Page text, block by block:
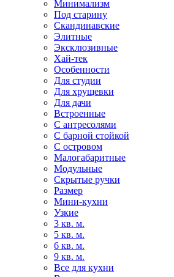
Минимализм
Под старину
Скандинавские
Элитные
Эксклюзивные
Хай-тек
Особенности
Для студии
Для хрущевки
Для дачи
Встроенные
С антресолями
С барной стойкой
С островом
Малогабаритные
Модульные
Скрытые ручки
Размер
Мини-кухни
Узкие
3 кв. м.
5 кв. м.
6 кв. м.
9 кв. м.
Все для кухни